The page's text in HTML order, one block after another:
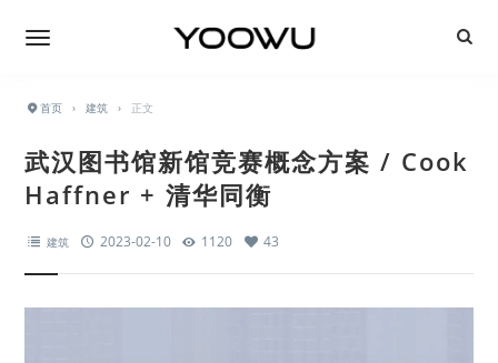
首页 › 建筑 › 正文
武汉图书馆新馆竞赛概念方案 / Cook
Haffner + 清华同衡
建筑 2023-02-10 1120 43